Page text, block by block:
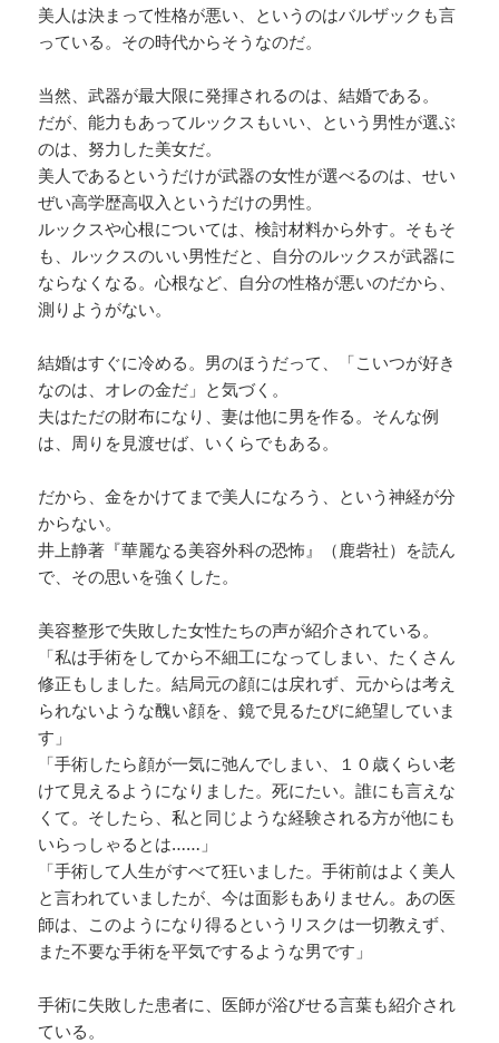
美人は決まって性格が悪い、というのはバルザックも言
っている。その時代からそうなのだ。
当然、武器が最大限に発揮されるのは、結婚である。
だが、能力もあってルックスもいい、という男性が選ぶ
のは、努力した美女だ。
美人であるというだけが武器の女性が選べるのは、せい
ぜい高学歴高収入というだけの男性。
ルックスや心根については、検討材料から外す。そもそ
も、ルックスのいい男性だと、自分のルックスが武器に
ならなくなる。心根など、自分の性格が悪いのだから、
測りようがない。
結婚はすぐに冷める。男のほうだって、「こいつが好き
なのは、オレの金だ」と気づく。
夫はただの財布になり、妻は他に男を作る。そんな例
は、周りを見渡せば、いくらでもある。
だから、金をかけてまで美人になろう、という神経が分
からない。
井上静著『華麗なる美容外科の恐怖』（鹿砦社）を読ん
で、その思いを強くした。
美容整形で失敗した女性たちの声が紹介されている。
「私は手術をしてから不細工になってしまい、たくさん
修正もしました。結局元の顔には戻れず、元からは考え
られないような醜い顔を、鏡で見るたびに絶望していま
す」
「手術したら顔が一気に弛んでしまい、１０歳くらい老
けて見えるようになりました。死にたい。誰にも言えな
くて。そしたら、私と同じような経験される方が他にも
いらっしゃるとは……」
「手術して人生がすべて狂いました。手術前はよく美人
と言われていましたが、今は面影もありません。あの医
師は、このようになり得るというリスクは一切教えず、
また不要な手術を平気でするような男です」
手術に失敗した患者に、医師が浴びせる言葉も紹介され
ている。